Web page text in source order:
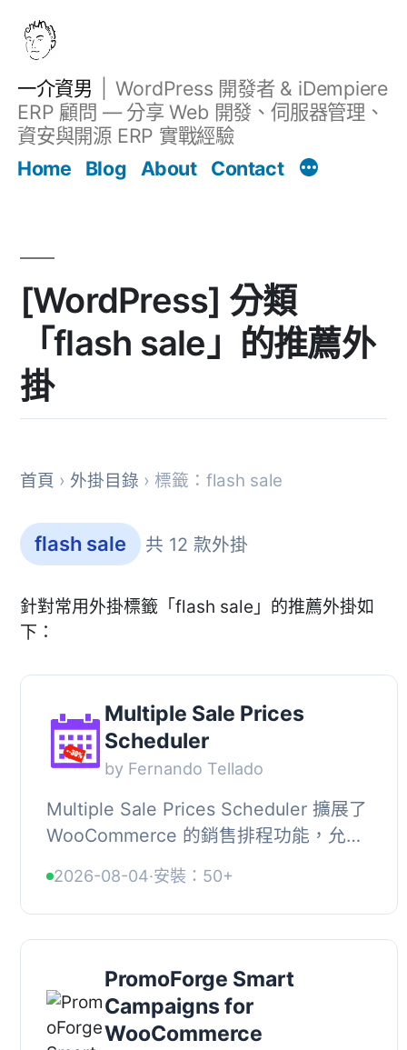
一介資男
WordPress 開發者 & iDempiere
ERP 顧問 — 分享 Web 開發、伺服器管理、
資安與開源 ERP 實戰經驗
Home
Blog About Contact
[WordPress] 分類
「flash sale」的推薦外
掛
首頁 › 外掛目錄 › 標籤：flash sale
flash sale 共 12 款外掛
針對常用外掛標籤「flash sale」的推薦外掛如
下：
Multiple Sale Prices
Scheduler
by Fernando Tellado
Multiple Sale Prices Scheduler 擴展了
WooCommerce 的銷售排程功能，允許
格都有自己的開始和結束日期及時間，
適合提前...
2026-08-04·安裝：50+
PromoForge Smart
Campaigns for
WooCommerce
文章